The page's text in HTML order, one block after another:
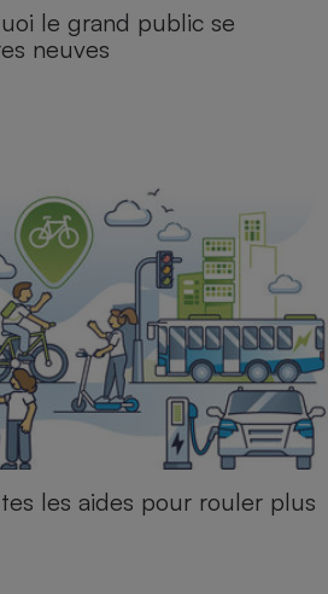
le grand public se
neuves
les aides pour rouler plus